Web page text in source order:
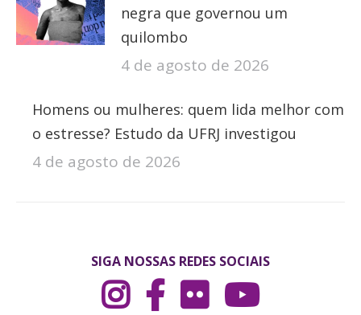
negra que governou um
quilombo
4 de agosto de 2026
Homens ou mulheres: quem lida melhor com
o estresse? Estudo da UFRJ investigou
4 de agosto de 2026
SIGA NOSSAS REDES SOCIAIS